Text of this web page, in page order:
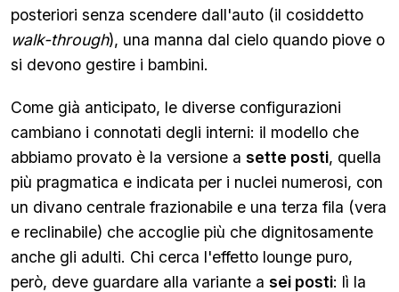
posteriori senza scendere dall'auto (il cosiddetto
walk-through), una manna dal cielo quando piove o
si devono gestire i bambini.
Come già anticipato, le diverse configurazioni
cambiano i connotati degli interni: il modello che
abbiamo provato è la versione a sette posti, quella
più pragmatica e indicata per i nuclei numerosi, con
un divano centrale frazionabile e una terza fila (vera
e reclinabile) che accoglie più che dignitosamente
anche gli adulti. Chi cerca l'effetto lounge puro,
però, deve guardare alla variante a sei posti: lì la